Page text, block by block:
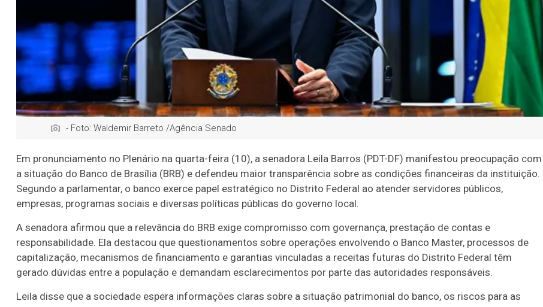
- Foto: Waldemir Barreto /Agência Senado
Em pronunciamento no Plenário na quarta-feira (10), a senadora Leila Barros (PDT-DF) manifestou preocupação com
a situação do Banco de Brasília (BRB) e defendeu maior transparência sobre as condições financeiras da instituição.
Segundo a parlamentar, o banco exerce papel estratégico no Distrito Federal ao atender servidores públicos,
empresas, programas sociais e diversas políticas públicas do governo local.
A senadora afirmou que a relevância do BRB exige compromisso com governança, prestação de contas e
responsabilidade. Ela destacou que questionamentos sobre operações envolvendo o Banco Master, processos de
capitalização, mecanismos de financiamento e garantias vinculadas a receitas futuras do Distrito Federal têm
gerado dúvidas entre a população e demandam esclarecimentos por parte das autoridades responsáveis.
Leila disse que a sociedade espera informações claras sobre a situação patrimonial do banco, os riscos para as